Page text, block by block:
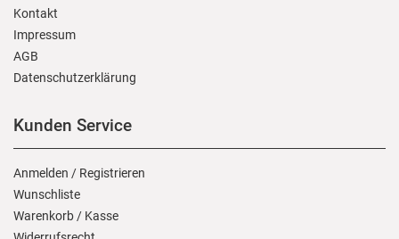
Kontakt
Impressum
AGB
Daten­schutz­erklärung
Kunden Service
Anmelden / Registrieren
Wunschliste
Warenkorb / Kasse